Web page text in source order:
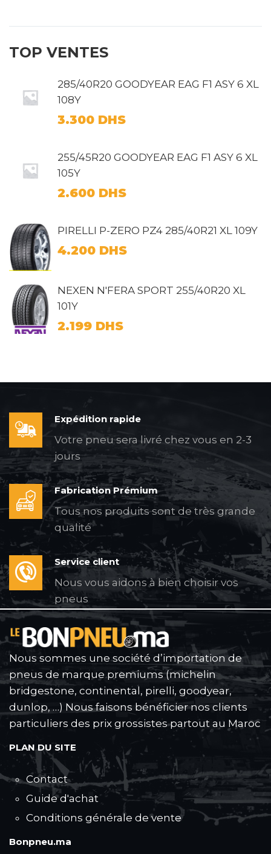
TOP VENTES
285/40R20 GOODYEAR EAG F1 ASY 6 XL
108Y
3.300 DHS
255/45R20 GOODYEAR EAG F1 ASY 6 XL
105Y
2.600 DHS
PIRELLI P-ZERO PZ4 285/40R21 XL 109Y
4.200 DHS
NEXEN N'FERA SPORT 255/40R20 XL
101Y
2.199 DHS
Expédition rapide
Votre pneu sera livré chez vous en 2-3
jours
Fabrication Prémium
Tous nos produits sont de très grande
qualité
Service client
Nous vous aidons à bien choisir vos
pneus
Nous sommes une société d’importation de
pneus de marque premiums (michelin
bridgestone, continental, pirelli, goodyear,
dunlop, …) Nous faisons bénéficier nos clients
particuliers des prix grossistes partout au Maroc
PLAN DU SITE
Contact
Guide d'achat
Conditions générale de vente
Bonpneu.ma